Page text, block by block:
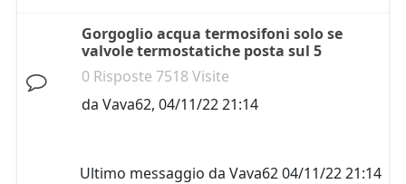
Gorgoglio acqua termosifoni solo se
valvole termostatiche posta sul 5
0 Risposte 7518 Visite
da Vava62, 04/11/22 21:14
Ultimo messaggio da Vava6204/11/22 21:14